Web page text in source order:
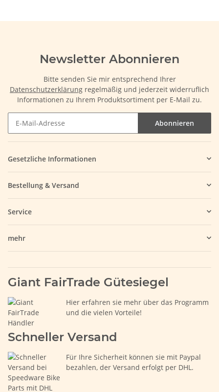
Newsletter Abonnieren
Bitte senden Sie mir entsprechend Ihrer
Datenschutzerklärung regelmäßig und jederzeit widerruflich
Informationen zu Ihrem Produktsortiment per E-Mail zu.
Abonnieren
Gesetzliche Informationen
Bestellung & Versand
Service
mehr
Giant FairTrade Gütesiegel
Hier erfahren sie mehr über das Programm
und die vielen Vorteile!
Schneller Versand
Für Ihre Sicherheit können sie mit Paypal
bezahlen, der Versand erfolgt per DHL.